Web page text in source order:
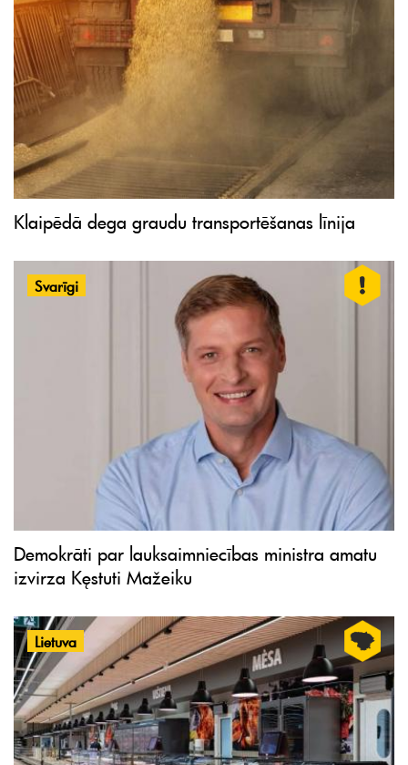
Klaipēdā dega graudu transportēšanas līnija
Svarīgi
Demokrāti par lauksaimniecības ministra amatu
izvirza Kęstuti Mažeiku
Lietuva